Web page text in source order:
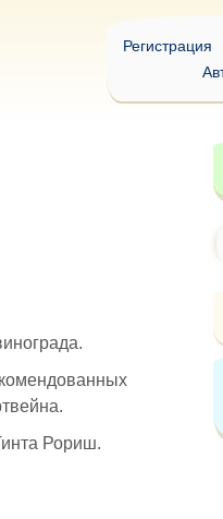
Регистрация
Рориш.